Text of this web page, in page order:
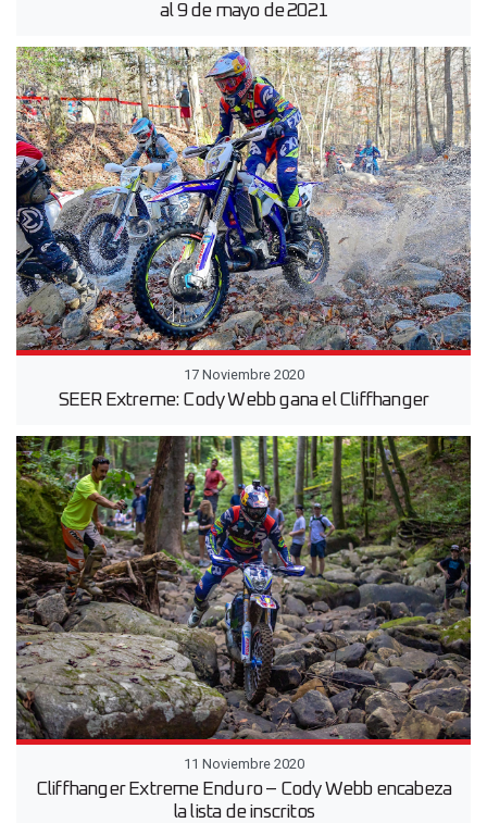
al 9 de mayo de 2021
17 Noviembre 2020
SEER Extreme: Cody Webb gana el Cliffhanger
11 Noviembre 2020
Cliffhanger Extreme Enduro – Cody Webb encabeza
la lista de inscritos